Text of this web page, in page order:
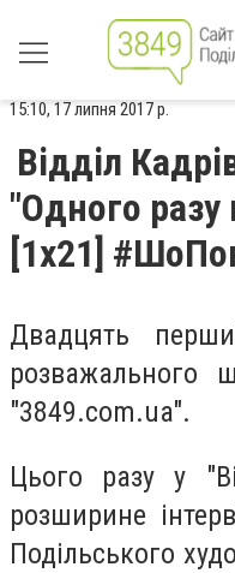
15:10, 17 липня 2017 р.
Відділ
"Одного разу
[1x21]
Двадцять
розважального
"3849.com.ua".
Цього разу у
розширине
Подільського